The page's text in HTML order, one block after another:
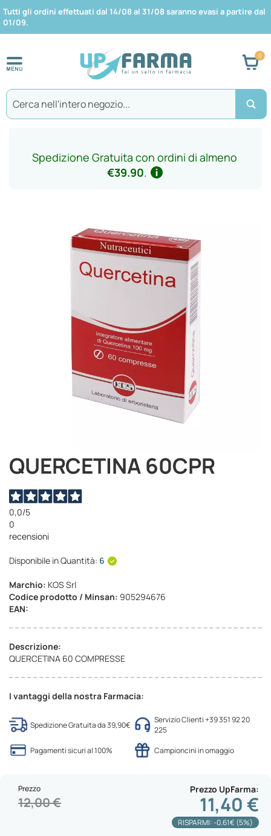
Tutti gli ordini effettuati dal 14/08 al 31/08 saranno evasi a partire dal
01/09.
Spedizione Gratuita con ordini di almeno
€39.90.
QUERCETINA 60CPR
0,0/5
0
recensioni
Disponibile in Quantità: 6
Marchio: KOS Srl
Codice prodotto / Minsan: 905294676
EAN:
Descrizione:
QUERCETINA 60 COMPRESSE
I vantaggi della nostra Farmacia:
Spedizione Gratuita da 39,90€
Servizio Clienti +39 351 92 20
225
Pagamenti sicuri al 100%
Campioncini in omaggio
Prezzo UpFarma
11,40 €
Prezzo
12,00 €
RISPARMI: -0.61€ (5%)
Vai
all'inizio
galleria
di
immagini